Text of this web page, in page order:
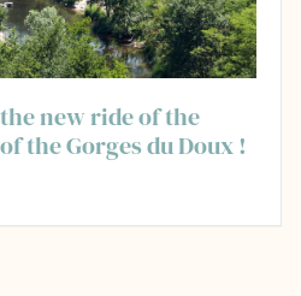
new ride of the
the Gorges du Doux !